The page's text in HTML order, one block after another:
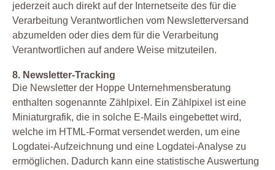
jederzeit auch direkt auf der Internetseite des für die
Verarbeitung Verantwortlichen vom Newsletterversand
abzumelden oder dies dem für die Verarbeitung
Verantwortlichen auf andere Weise mitzuteilen.
8. Newsletter-Tracking
Die Newsletter der Hoppe Unternehmensberatung
enthalten sogenannte Zählpixel. Ein Zählpixel ist eine
Miniaturgrafik, die in solche E-Mails eingebettet wird,
welche im HTML-Format versendet werden, um eine
Logdatei-Aufzeichnung und eine Logdatei-Analyse zu
ermöglichen. Dadurch kann eine statistische Auswertung